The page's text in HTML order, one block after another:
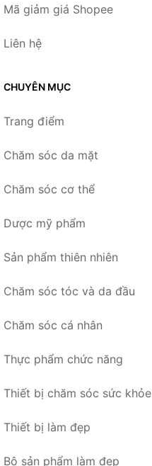
Mã giảm giá Shopee
Liên hệ
CHUYÊN MỤC
Trang điểm
Chăm sóc da mặt
Chăm sóc cơ thể
Dược mỹ phẩm
Sản phẩm thiên nhiên
Chăm sóc tóc và da đầu
Chăm sóc cá nhân
Thực phẩm chức năng
Thiết bị chăm sóc sức khỏe
Thiết bị làm đẹp
Bộ sản phẩm làm đẹp